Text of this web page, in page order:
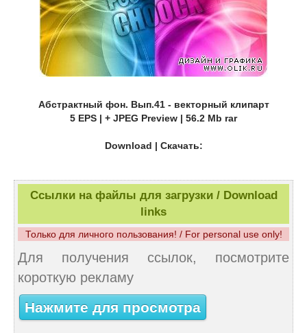
Абстрактный фон. Вып.41 - векторный клипарт
5 EPS | + JPEG Preview | 56.2 Mb rar
Download | Скачать:
Ссылки на файлы для загрузки / Download
links
Только для личного пользования! / For personal use only!
Для получения ссылок, посмотрите
короткую рекламу
Нажмите для просмотра